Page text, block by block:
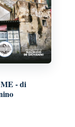
- di